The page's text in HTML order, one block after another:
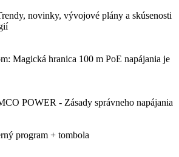
novinky, vývojové plány a skúsenosti
Magická hranica 100 m PoE napájania je
POWER - Zásady správneho napájania
program + tombola